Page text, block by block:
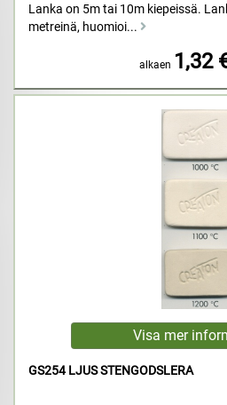
Lanka on 5m tai 10m kiepeissä.
metreinä, huomioi...
alkaen 1,32
GS254 LJUS STENGODSLERA